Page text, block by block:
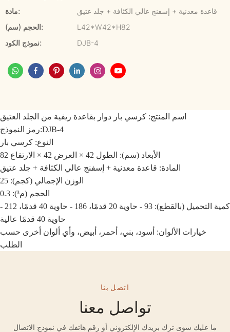
مادة:
قاعدة معدنية + إسفنج عالي الكثافة + جلد عتيق
الحجم (سم):
L42*W42*H82
نموذج الكود:
DJB-4
اسم المنتج: كرسي بار دوار بقاعدة ريفية من الجلد العتيق
رمز النموذج:DJB-4
النوع: كرسي بار
الأبعاد (سم): الطول 42 × العرض 42 × الارتفاع 82
المادة: قاعدة معدنية + إسفنج عالي الكثافة + جلد عتيق
الوزن الإجمالي (كجم): 25
الحجم (م³): 0.3
كمية التحميل (بالقطع): 93 - حاوية 20 قدمًا، 186 - حاوية 40 قدمًا، 212 -
حاوية 40 قدمًا عالية
خيارات الألوان: أسود، بني، أحمر، أبيض، وأي ألوان أخرى حسب
الطلب
اتصل بنا
تواصل معنا
ما عليك سوى ترك بريدك الإلكتروني أو رقم هاتفك في نموذج الاتصال